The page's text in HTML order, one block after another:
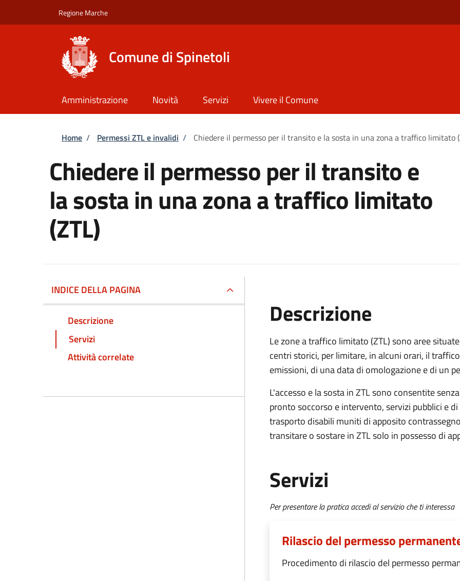
Regione Marche
Comune di Spinetoli
Amministrazione Novità Servizi Vivere il Comune
Briciole di pane
Home / Permessi ZTL e invalidi / Chiedere il permesso per il transito e la sosta in una zona a traffico limitato
Chiedere il permesso per il transito e
la sosta in una zona a traffico limitato
(ZTL)
INDICE DELLA PAGINA
Descrizione
Servizi
Attività correlate
Descrizione
Le zone a traffico limitato (ZTL) sono aree
centri storici, per limitare, in alcuni orari, il
emissioni, di una data di omologazione e di un
L'accesso e la sosta in ZTL sono consentite
pronto soccorso e intervento, servizi pubblici e
trasporto disabili muniti di apposito
transitare o sostare in ZTL solo in possesso di
Servizi
Per presentare la pratica accedi al servizio che ti interessa
Rilascio del permesso
Procedimento di rilascio del permesso